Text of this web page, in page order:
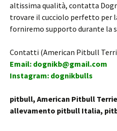
altissima qualità, contatta
trovare il cucciolo perfetto per
forniremo supporto durante la
Contatti (American Pitbull
Email: dognikb@gmail.com
Instagram: dognikbulls
pitbull, American Pitbull
allevamento pitbull Italia,